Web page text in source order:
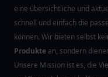
eine übersichtliche und
schnell und einfach die
können. Wir bieten selbst
Produkte an, sondern
Unsere Mission ist es, die